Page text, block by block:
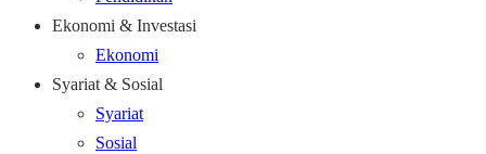
Ekonomi & Investasi
Ekonomi
Syariat & Sosial
Syariat
Sosial